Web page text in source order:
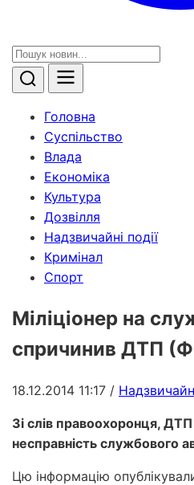
Головна
Суспільство
Влада
Економіка
Культура
Дозвілля
Надзвичайні події
Кримінал
Спорт
Міліціонер на
спричинив ДТП
18.12.2014 11:17 /
Зі слів правоохоронця,
несправність службового
Цю інформацію